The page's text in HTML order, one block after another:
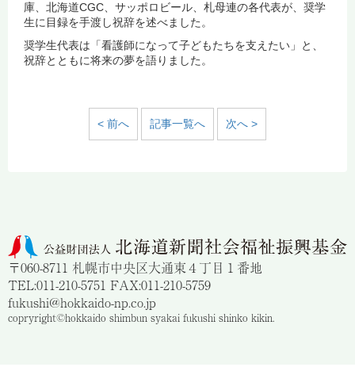
庫、北海道CGC、サッポロビール、札母連の各代表が、奨学
生に目録を手渡し祝辞を述べました。
奨学生代表は「看護師になって子どもたちを支えたい」と、
祝辞とともに将来の夢を語りました。
< 前へ 記事一覧へ 次へ >
〒060-8711 札幌市中央区大通東４丁目１番地
TEL:011-210-5751 FAX:011-210-5759
fukushi@hokkaido-np.co.jp
copryright©hokkaido shimbun syakai fukushi shinko kikin.